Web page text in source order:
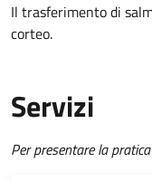
Il trasferimento di
corteo.
Servizi
Per presentare la